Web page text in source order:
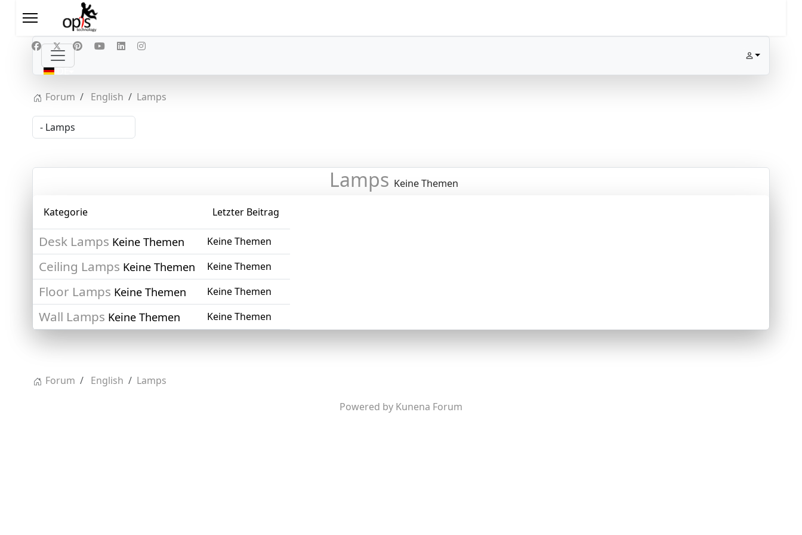
Sprache auswählen
DE
Forum
English Lamps
Lamps Keine Themen
Kategorie Letzter Beitrag
Desk Lamps Keine Themen Keine Themen
Ceiling Lamps Keine Themen Keine Themen
Floor Lamps Keine Themen Keine Themen
Wall Lamps Keine Themen Keine Themen
Forum English
Lamps
Powered by Kunena Forum